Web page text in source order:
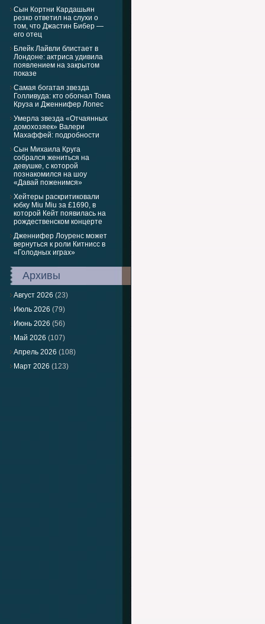
Сын Кортни Кардашьян
резко ответил на слухи о
том, что Джастин Бибер —
его отец
Блейк Лайвли блистает в
Лондоне: актриса удивила
появлением на закрытом
показе
Самая богатая звезда
Голливуда: кто обогнал Тома
Круза и Дженнифер Лопес
Умерла звезда «Отчаянных
домохозяек» Валери
Махаффей: подробности
Сын Михаила Круга
собрался жениться на
девушке, с которой
познакомился на шоу
«Давай поженимся»
Хейтеры раскритиковали
юбку Miu Miu за £1690, в
которой Кейт появилась на
рождественском концерте
Дженнифер Лоуренс может
вернуться к роли Китнисс в
«Голодных играх»
Архивы
Август 2026 (23)
Июль 2026 (79)
Июнь 2026 (56)
Май 2026 (107)
Апрель 2026 (108)
Март 2026 (123)